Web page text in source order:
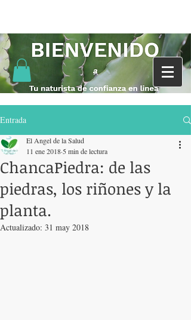
Entrada
ChancaPiedra: de las
piedras, los riñones y la
planta.
El Angel de la Salud
11 ene 20185 min de lectura
Actualizado: 31 may 2018